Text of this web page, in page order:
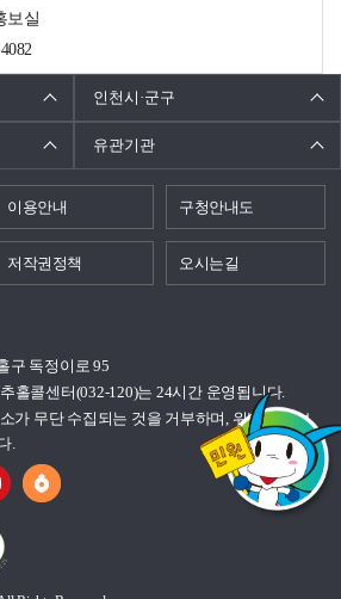
보실
인천시·군구
유관기관
이용안내 구청안내도
저작권정책 오시는길
구 독정이로 95
홀콜센터(032-120)는 24시간 운영됩니다.
가 무단 수집되는 것을 거부하며, 위반시 정보
.